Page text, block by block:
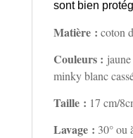
sont bien
Matière : coton
Couleurs :
minky blanc
Taille : 17 cm/
Lavage : 30° ou